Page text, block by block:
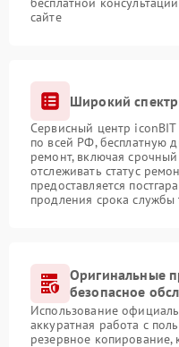
сайте
Широкий спектр
Сервисный центр iconBIT
по всей РФ, бесплатную
ремонт, включая
отслеживать статус
предоставляется
продления срока службы
Оригинальные
безопасное
Использование
аккуратная работа с
резервное